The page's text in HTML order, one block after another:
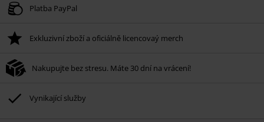
Platba PayPal
Exkluzivní zboží a oficiálně licencovaý merch
Nakupujte bez stresu. Máte 30 dní na vrácení!
Vynikající služby